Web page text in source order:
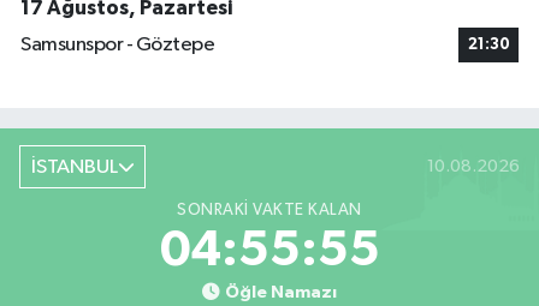
17 Ağustos, Pazartesi
Samsunspor - Göztepe
21:30
İSTANBUL 10.08.2026
SONRAKI VAKTE KALAN
04:55:54
Öğle Namazı